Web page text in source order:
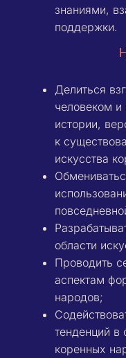
знаниями,
поддержки.
Делиться
человеком и
истории,
к
искусства
области
Проводить
аспектам
народов;
тенденций в
коренных